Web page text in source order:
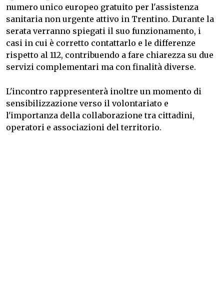
numero unico europeo gratuito per l'assistenza
sanitaria non urgente attivo in Trentino. Durante la
serata verranno spiegati il suo funzionamento, i
casi in cui è corretto contattarlo e le differenze
rispetto al 112, contribuendo a fare chiarezza su due
servizi complementari ma con finalità diverse.
L'incontro rappresenterà inoltre un momento di
sensibilizzazione verso il volontariato e
l'importanza della collaborazione tra cittadini,
operatori e associazioni del territorio.